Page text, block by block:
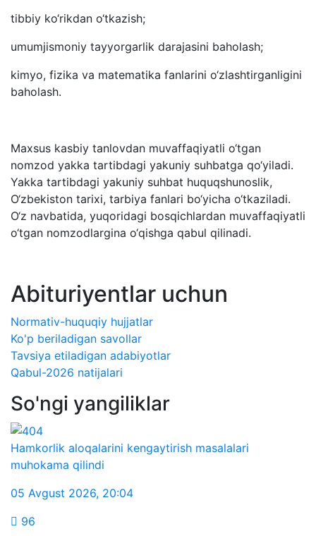
tibbiy ko‘rikdan o‘tkazish;
umumjismoniy tayyorgarlik darajasini baholash;
kimyo, fizika va matematika fanlarini o‘zlashtirganligini
baholash.
Maxsus kasbiy tanlovdan muvaffaqiyatli o‘tgan
nomzod yakka tartibdagi yakuniy suhbatga qo‘yiladi.
Yakka tartibdagi yakuniy suhbat huquqshunoslik,
O‘zbekiston tarixi, tarbiya fanlari bo‘yicha o‘tkaziladi.
O‘z navbatida, yuqoridagi bosqichlardan muvaffaqiyatli
o‘tgan nomzodlargina o‘qishga qabul qilinadi.
Abituriyentlar uchun
Normativ-huquqiy hujjatlar
Ko'p beriladigan savollar
Tavsiya etiladigan adabiyotlar
Qabul-2026 natijalari
So'ngi yangiliklar
Hamkorlik aloqalarini kengaytirish masalalari
muhokama qilindi
05 Avgust 2026, 20:04
96